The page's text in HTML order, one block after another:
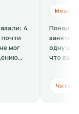
Медична довідка
Понадобилась
занятиям
одну цену, по
что еще к
Читать